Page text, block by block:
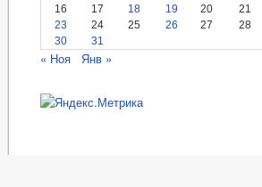
16
17 18 19 20 21
23
24 25 26 27 28
30
31
« Ноя Янв »